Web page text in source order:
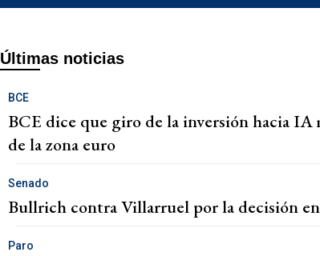
Últimas noticias
BCE
BCE dice que giro de la inversión hacia
de la zona euro
Senado
Bullrich contra Villarruel por la decisión
Paro